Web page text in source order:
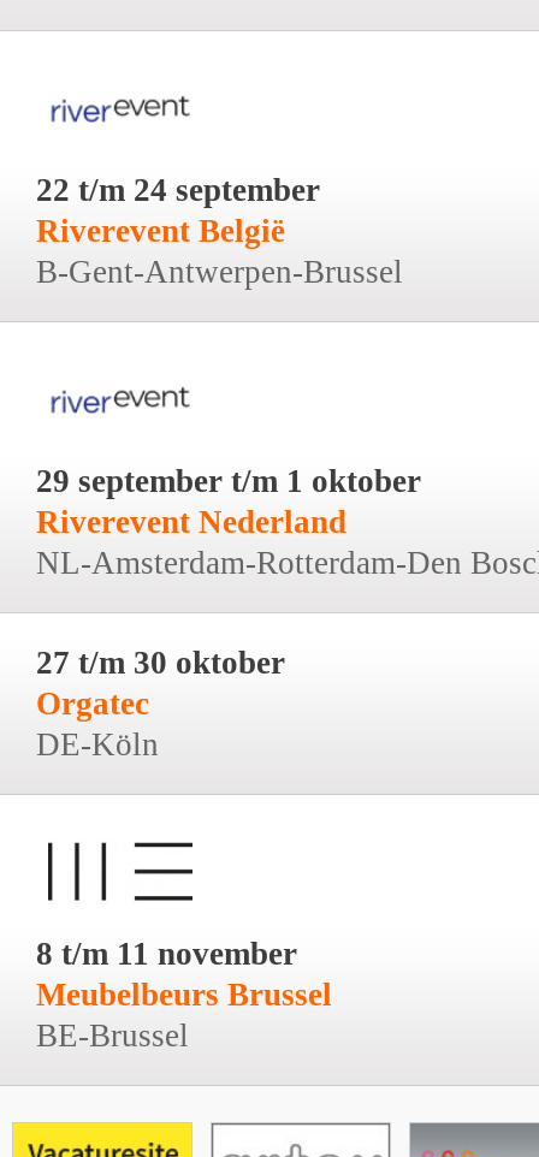
22 t/m 24 september
Riverevent België
B-Gent-Antwerpen-Brussel
29 september t/m 1 oktober
Riverevent Nederland
NL-Amsterdam-Rotterdam-Den
27 t/m 30 oktober
Orgatec
DE-Köln
8 t/m 11 november
Meubelbeurs Brussel
BE-Brussel